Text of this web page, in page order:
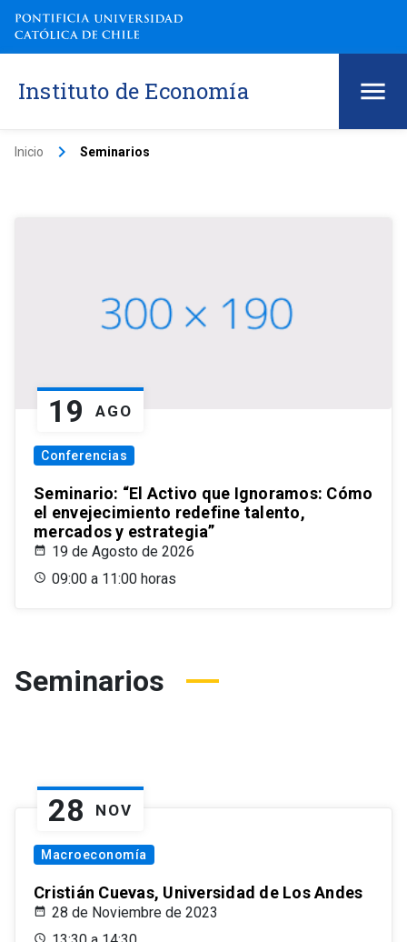
Instituto de Economía
Inicio keyboard_arrow_right Seminarios
19 AGO
Conferencias
Seminario: “El Activo que Ignoramos: Cómo
el envejecimiento redefine talento,
mercados y estrategia”
19 de Agosto de 2026
09:00 a 11:00 horas
Seminarios
28 NOV
Macroeconomía
Cristián Cuevas, Universidad de Los Andes
28 de Noviembre de 2023